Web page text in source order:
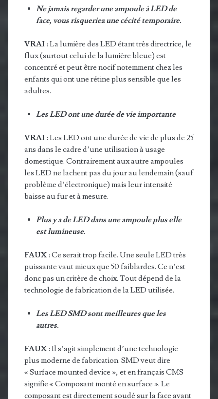
Ne jamais regarder une ampoule à LED de
face, vous risqueriez une cécité temporaire.
VRAI: La lumière des LED étant très directrice, le
flux (surtout celui de la lumière bleue) est
concentré et peut être nocif notemment chez les
enfants qui ont une rétine plus sensible que les
adultes.
Les LED ont une durée de vie importante
VRAI: Les LED ont une durée de vie de plus de 25
ans dans le cadre d’une utilisation à usage
domestique. Contrairement aux autre ampoules
les LED ne lachent pas du jour au lendemain (sauf
problème d’électronique) mais leur intensité
baisse au fur et à mesure.
Plus y a de LED dans une ampoule plus elle
est lumineuse.
FAUX: Ce serait trop facile. Une seule LED très
puissante vaut mieux que 50 faiblardes. Ce n’est
donc pas un critère de choix. Tout dépend de la
technologie de fabrication de la LED utilisée.
Les LED SMD sont meilleures que les
autres.
FAUX: Il s’agit simplement d’une technologie
plus moderne de fabrication. SMD veut dire
« Surface mounted device », et en français CMS
signifie « Composant monté en surface ». Le
composant est directement soudé sur la face avant